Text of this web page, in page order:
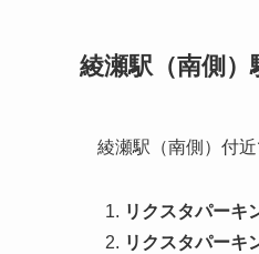
綾瀬駅（南側
綾瀬駅（南側）付
リクスタパーキ
リクスタパーキ